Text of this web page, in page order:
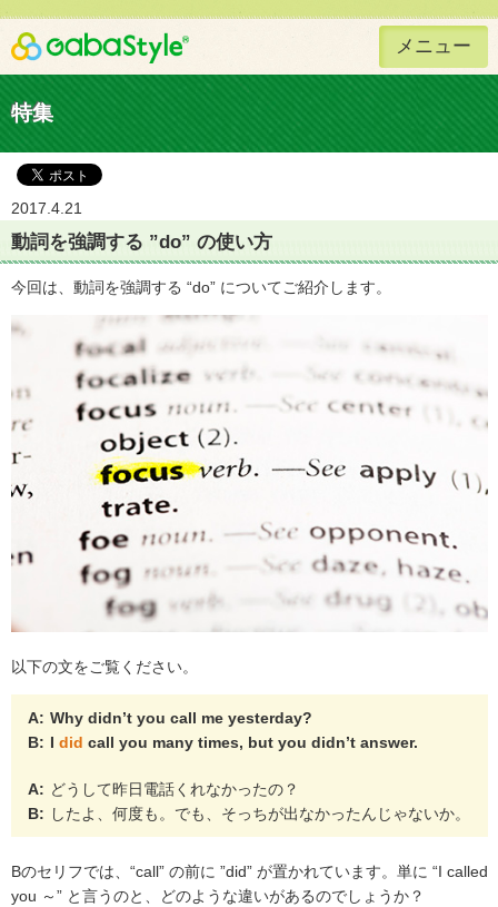
Gaba Style 無料で英語学習 メニュー
特集
2017.4.21
動詞を強調する ”do” の使い方
今回は、動詞を強調する “do” についてご紹介します。
以下の文をご覧ください。
A: Why didn’t you call me yesterday?
B: I did call you many times, but you didn’t answer.
A: どうして昨日電話くれなかったの？
B: したよ、何度も。でも、そっちが出なかったんじゃないか。
Bのセリフでは、“call” の前に ”did” が置かれています。単に “I called
you ～” と言うのと、どのような違いがあるのでしょうか？